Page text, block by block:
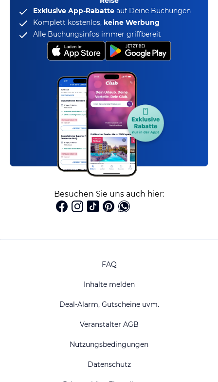
Exklusive App-Rabatte auf Deine Buchungen
Komplett kostenlos, keine Werbung
Alle Buchungsinfos immer griffbereit
Besuchen Sie uns auch hier:
FAQ
Inhalte melden
Deal-Alarm, Gutscheine uvm.
Veranstalter AGB
Nutzungsbedingungen
Datenschutz